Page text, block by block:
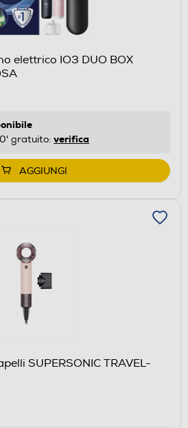
elettrico IO3 DUO BOX
gratuito: verifica
AGGIUNGI
SUPERSONIC TRAVEL-